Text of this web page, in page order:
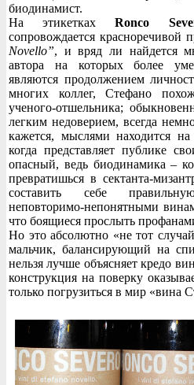
биодинамист.
На этикеткахRonco
сопровождается красноречивой
Novello”, и вряд ли найдется
автора на которых более
являются продолжением
многих коллег, Стефано
ученого-отшельника;
легким недоверием, всегда
кажется, мыслями находится
когда представляет публике
опасный, ведь биодинамика –
превратишься в сектанта-
составить себе
неповторимо-непонятными
что боящиеся прослыть
Но это абсолютно «не тот
мальчик, балансирующий на
нельзя лучше объясняет кредо
конструкция на поверку
только погрузиться в мир «вина